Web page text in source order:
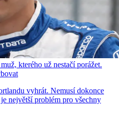
kterého už nestačí porážet.
vyhrát. Nemusí dokonce
největší problém pro všechny